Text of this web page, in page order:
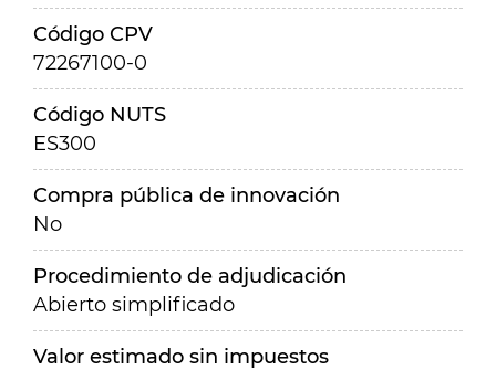
Código CPV
72267100-0
Código NUTS
ES300
Compra pública de innovación
No
Procedimiento de adjudicación
Abierto simplificado
Valor estimado sin impuestos